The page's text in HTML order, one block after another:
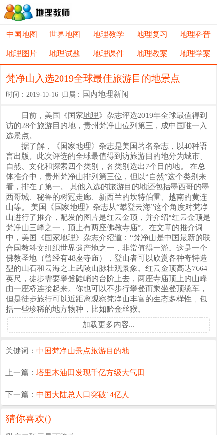
中国地图 世界地图 地理教学 地理复习 地理科普
地理图片 地理试题 地理课件 地理教案 地理学案
梵净山入选2019全球最佳旅游目的地景点
时间：2019-10-16 归属： 国内地理新闻
日前，美国《国家地理》杂志评选2019年全球最值得到
访的28个旅游目的地，贵州梵净山位列第三，成中国唯一入
选景点。
据了解，《国家地理》杂志是美国著名杂志，以40种语
言出版。此次评选的全球最值得到访旅游目的地分为城市、
自然、文化和探索四个类别，各类别选出7个目的地。 在总
体推介中，贵州梵净山排列第三位，但以“自然”这个类别来
看，排在了第一。 其他入选的旅游目的地还包括墨西哥的墨
西哥城、秘鲁的树冠走廊、新西兰的坎特伯雷、越南的黄连
山等。 美国《国家地理》杂志从“攀登云海”这个角度对梵净
山进行了推介，配发的图片是红云金顶，并介绍“红云金顶是
梵净山三峰之一，顶上有两座佛教寺庙”。在文章的推介词
中，美国《国家地理》杂志介绍道：“梵净山是中国最新的联
合国教科文组织世界遗产地之一，非常值得一游。这是一个
佛教圣地（曾经有48座寺庙），登山者可以欣赏各种奇特造
型的山石和云海之上武陵山脉壮观景象。红云金顶高达7664
英尺，徒步需要攀登陡峭的台阶上去，两座寺庙顶上的山峰
由一座桥连接起来。你也可以不步行攀登而乘坐登顶缆车，
但是徒步旅行可以近距离观察梵净山丰富的生态多样性，包
括一些珍稀的地方物种，比如黔金丝猴。
加载更多内容...
关键词：中国梵净山景点旅游目的地
上一篇：塔里木油田发现千亿方级大气田
下一篇：中国大陆总人口突破14亿人
猜你喜欢()